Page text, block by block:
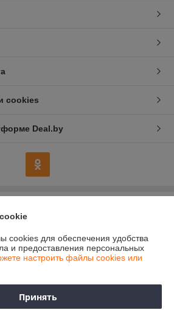
cookies
Deal.by
Анатолий Анатольевич
Речицкий р-н, г. Речица, ул. Хлусса, д.48
cookies для обеспечения удобства
и предоставления персональных
настроить файлы cookies или
Принять